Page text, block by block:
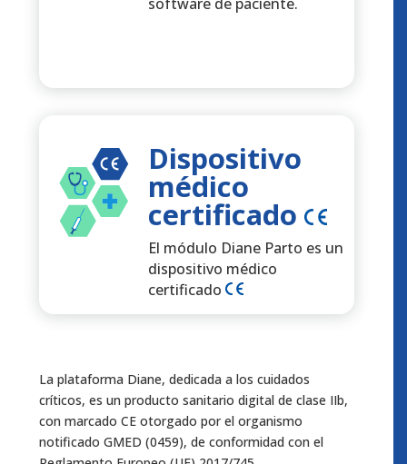
Dispositivo
médico
certificado
El módulo Diane Parto es un
dispositivo médico
certificado
La plataforma Diane, dedicada a los cuidados
críticos, es un producto sanitario digital de clase IIb,
con marcado CE otorgado por el organismo
notificado GMED (0459), de conformidad con el